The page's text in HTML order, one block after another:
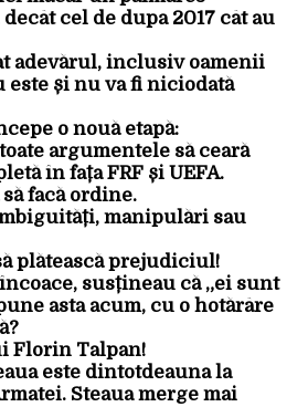
cel de dupa 2017 cât au
adevărul, inclusiv oamenii
este și nu va fi niciodată
o nouă etapă:
argumentele să ceară
în fața FRF și UEFA.
facă ordine.
manipulări sau
plătească prejudiciul!
susțineau că „ei sunt
asta acum, cu o hotărâre
Florin Talpan!
este dintotdeauna la
Steaua merge mai